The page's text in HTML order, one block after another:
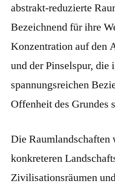
abstrakt-reduzierte
Bezeichnend für ihre
Konzentration auf den
und der Pinselspur, die
spannungsreichen
Offenheit des
Die Raumlandschaften
konkreteren
Zivilisationsräumen